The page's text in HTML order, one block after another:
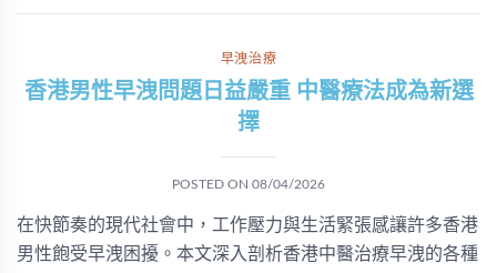
早洩治療
香港男性早洩問題日益嚴重 中醫療法成為新選
擇
POSTED ON 08/04/2026
在快節奏的現代社會中，工作壓力與生活緊張感讓許多香港
男性飽受早洩困擾。本文深入剖析香港中醫治療早洩的各種